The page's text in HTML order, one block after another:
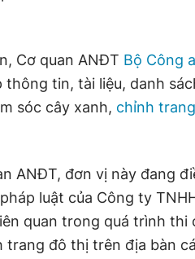
Cơ quan ANĐT Bộ Công
thông tin, tài liệu, danh
sóc cây xanh, chỉnh
ANĐT, đơn vị này đang
luật của Công ty
quan trong quá trình thi
trang đô thị trên địa bàn